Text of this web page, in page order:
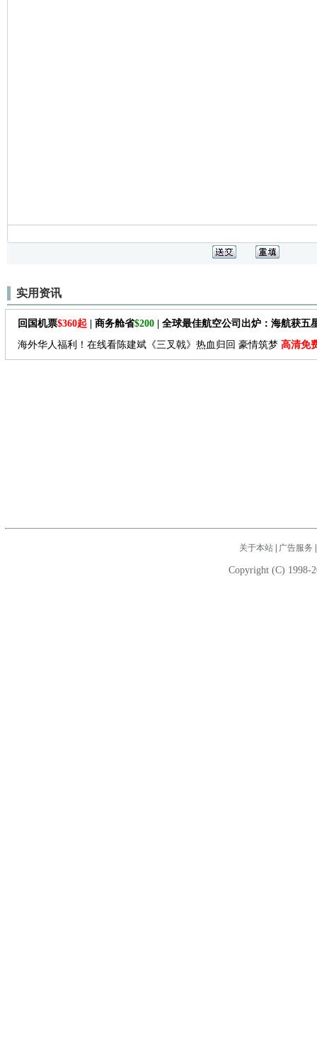
实用资讯
回国机票$360起 | 商务舱省$200 | 全球最佳航空公司出炉：海航获五
海外华人福利！在线看陈建斌《三叉戟》热血归回 豪情筑梦 高清免
关于本站| 广告服务
Copyright (C) 1998-